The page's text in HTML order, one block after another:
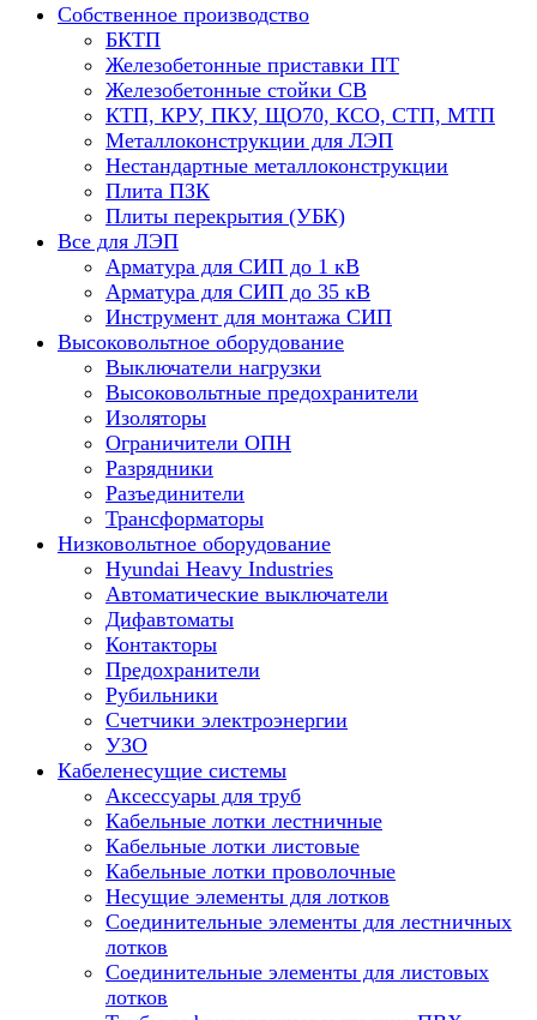
Собственное производство
БКТП
Железобетонные приставки ПТ
Железобетонные стойки СВ
КТП, КРУ, ПКУ, ЩО70, КСО, СТП, МТП
Металлоконструкции для ЛЭП
Нестандартные металлоконструкции
Плита ПЗК
Плиты перекрытия (УБК)
Все для ЛЭП
Арматура для СИП до 1 кВ
Арматура для СИП до 35 кВ
Инструмент для монтажа СИП
Высоковольтное оборудование
Выключатели нагрузки
Высоковольтные предохранители
Изоляторы
Ограничители ОПН
Разрядники
Разъединители
Трансформаторы
Низковольтное оборудование
Hyundai Heavy Industries
Автоматические выключатели
Дифавтоматы
Контакторы
Предохранители
Рубильники
Счетчики электроэнергии
УЗО
Кабеленесущие системы
Аксессуары для труб
Кабельные лотки лестничные
Кабельные лотки листовые
Кабельные лотки проволочные
Несущие элементы для лотков
Соединительные элементы для лестничных
лотков
Соединительные элементы для листовых
лотков